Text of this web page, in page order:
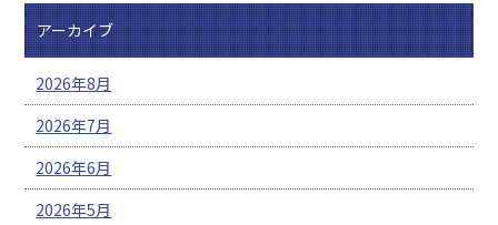
アーカイブ
2026年8月
2026年7月
2026年6月
2026年5月